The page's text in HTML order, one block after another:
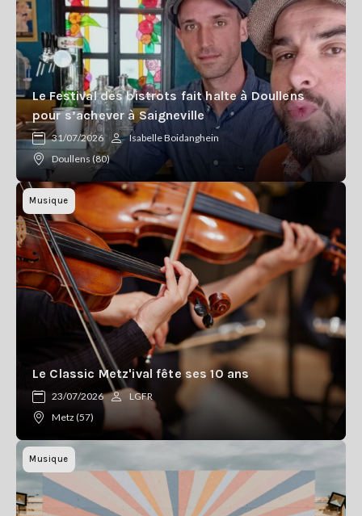
Le Festival des bistrots fait halte à Doullens
pour s’achever à Saigneville
31/07/2026
Isabelle Boidanghein
Doullens (80)
Musique
Le Classic Metz'ival fête ses 10 ans
23/07/2026
LGFR
Metz (57)
Musique